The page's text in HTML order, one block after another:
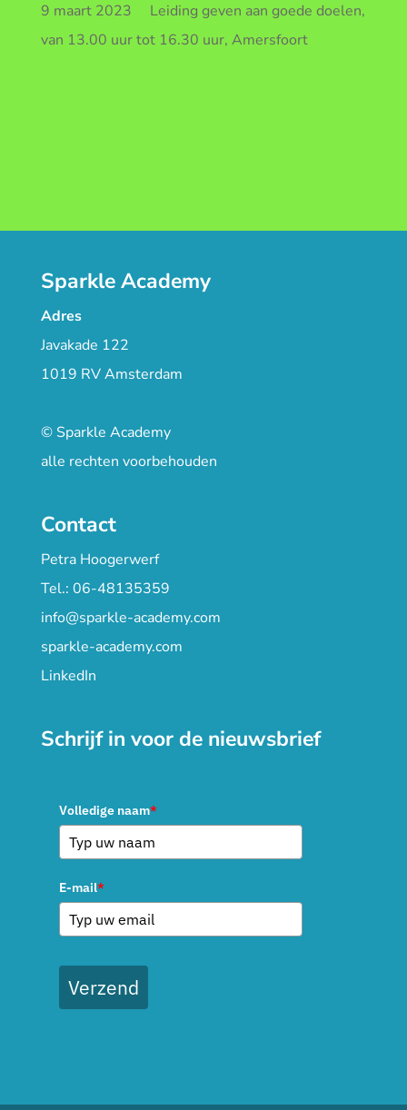
9 maart 2023 Leiding geven aan goede doelen,
van 13.00 uur tot 16.30 uur, Amersfoort
Sparkle Academy
Adres
Javakade 122
1019 RV Amsterdam
© Sparkle Academy
alle rechten voorbehouden
Contact
Petra Hoogerwerf
Tel.: 06-48135359
info@sparkle-academy.com
sparkle-academy.com
LinkedIn
Schrijf in voor de nieuwsbrief
Volledige naam*
E-mail*
Verzend